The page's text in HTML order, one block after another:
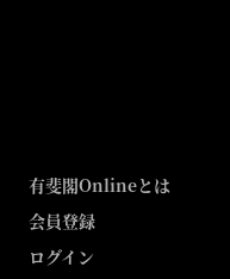
有斐閣Onlineとは
会員登録
ログイン